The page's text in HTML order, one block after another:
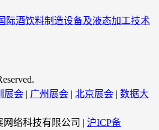
际酒饮料制造设备及液态加工技术
展会 | 广州展会 | 北京展会 | 数据大
网络科技有限公司 | 沪ICP备